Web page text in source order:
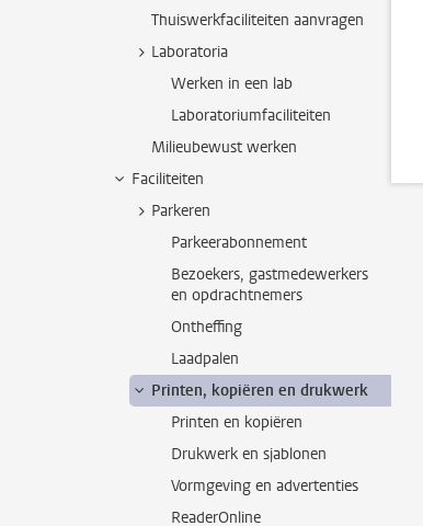
Thuiswerkfaciliteiten aanvragen
Laboratoria
Werken in een lab
Laboratoriumfaciliteiten
Milieubewust werken
Faciliteiten
Parkeren
Parkeerabonnement
Bezoekers, gastmedewerkers
en opdrachtnemers
Ontheffing
Laadpalen
Printen, kopiëren en drukwerk
Printen en kopiëren
Drukwerk en sjablonen
Vormgeving en advertenties
ReaderOnline